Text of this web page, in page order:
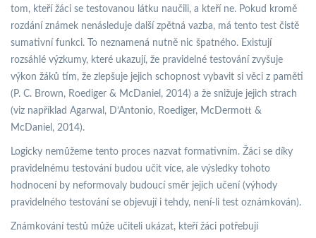
tom, kteří žáci se testovanou látku naučili, a kteří ne. Pokud kromě
rozdání známek nenásleduje další zpětná vazba, má tento test čistě
sumativní funkci. To neznamená nutně nic špatného. Existují
rozsáhlé výzkumy, které ukazují, že pravidelné testování zvyšuje
výkon žáků tím, že zlepšuje jejich schopnost vybavit si věci z paměti
(P. C. Brown, Roediger & McDaniel, 2014) a že snižuje jejich strach
(viz například Agarwal, D’Antonio, Roediger, McDermott &
McDaniel, 2014).
Logicky nemůžeme tento proces nazvat formativním. Žáci se díky
pravidelnému testování budou učit více, ale výsledky tohoto
hodnocení by neformovaly budoucí směr jejich učení (výhody
pravidelného testování se objevují i tehdy, není-li test oznámkován).
Známkování testů může učiteli ukázat, kteří žáci potřebují